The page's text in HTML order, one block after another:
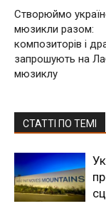
Створюймо
мюзикли разом:
композиторів і
запрошують на
мюзиклу
СТАТТІ ПО ТЕМІ